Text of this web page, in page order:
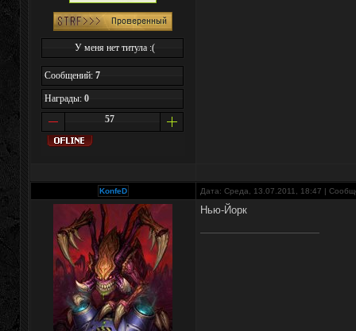
У меня нет титула :(
Сообщений: 7
Награды: 0
57
KonfeD Дата: Среда, 13.07.2011, 18:47 |
Нью-Йорк